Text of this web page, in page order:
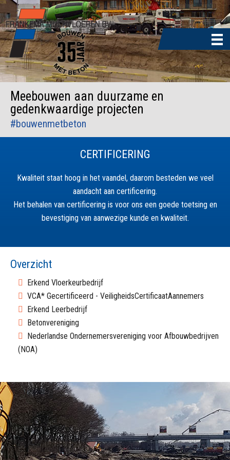
Door
naar
de
hoofd
inhoud
Meebouwen aan duurzame en
gedenkwaardige projecten
#bouwenmetbeton
CERTIFICERING
Kwaliteit staat hoog in het vaandel, daarom besteden we veel
aandacht aan certificering.
Het behalen van certificering is voor ons een goede toetsing en
bevestiging van aanwezige kunde en kwaliteit.
Overzicht
Erkend Vloerkeurbedrijf
VCA* Gecertificeerd - VeiligheidsCertificaatAannemers
Erkend Leerbedrijf
Betonvereniging
Nederlandse Ondernemersvereniging voor Afbouwbedrijven
(NOA)